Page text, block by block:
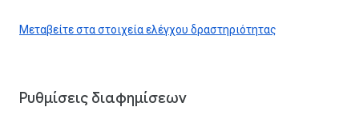
Μεταβείτε στα στοιχεία ελέγχου δραστηριότητας
Ρυθμίσεις διαφημίσεων